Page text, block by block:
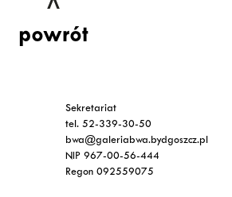
powrót
Sekretariat
tel. 52-339-30-50
bwa@galeriabwa.bydgoszcz.pl
NIP 967-00-56-444
Regon 092559075